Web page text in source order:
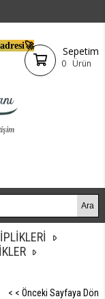
Sepetim
0 Ürün
< < Önceki Sayfaya Dön